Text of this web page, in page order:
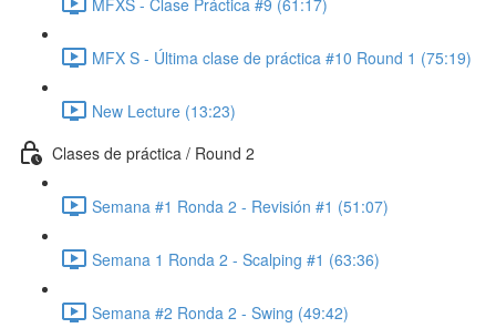
MFX S - Última clase de práctica #10 Round 1 (75:19)
New Lecture (13:23)
Clases de práctica / Round 2
Semana #1 Ronda 2 - Revisión #1 (51:07)
Semana 1 Ronda 2 - Scalping #1 (63:36)
Semana #2 Ronda 2 - Swing (49:42)